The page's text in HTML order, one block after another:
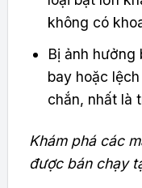
không có
Bị ảnh hưởng
bay hoặc
chắn, nhất là
Khám phá các
được bán chạy